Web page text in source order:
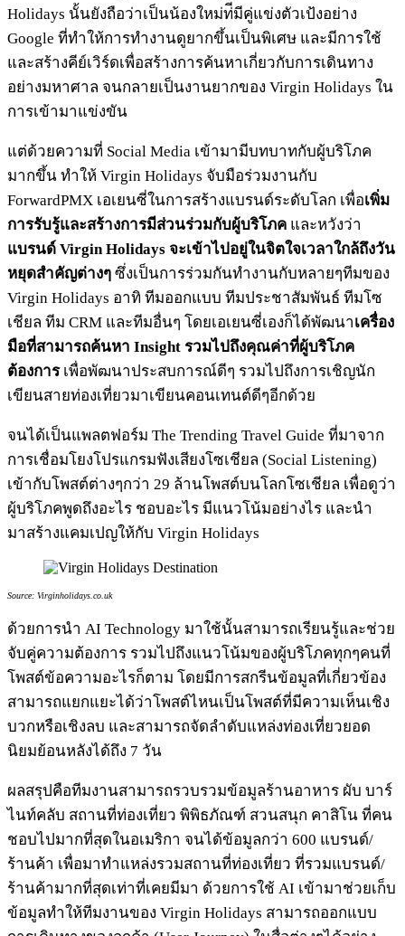
Holidays นั้นยังถือว่าเป็นน้องใหม่ท่ีมีคู่แข่งตัวเป้งอย่าง
Google ที่ทำให้การทำงานดูยากขึ้นเป็นพิเศษ และมีการใช้
และสร้างคีย์เวิร์ดเพื่อสร้างการค้นหาเกี่ยวกับการเดินทาง
อย่างมหาศาล จนกลายเป็นงานยากของ Virgin Holidays ใน
การเข้ามาแข่งขัน
แต่ด้วยความที่ Social Media เข้ามามีบทบาทกับผู้บริโภค
มากขึ้น ทำให้ Virgin Holidays จับมือร่วมงานกับ
ForwardPMX เอเยนซี่ในการสร้างแบรนด์ระดับโลก เพื่อเพิ่ม
การรับรู้และสร้างการมีส่วนร่วมกับผู้บริโภค และหวังว่า
แบรนด์ Virgin Holidays จะเข้าไปอยู่ในจิตใจเวลาใกล้ถึงวัน
หยุดสำคัญต่างๆ ซึ่งเป็นการร่วมกันทำงานกับหลายๆทีมของ
Virgin Holidays อาทิ ทีมออกแบบ ทีมประชาสัมพันธ์ ทีมโซ
เชียล ทีม CRM และทีมอื่นๆ โดยเอเยนซี่เองก็ได้พัฒนาเครื่อง
มือที่สามารถค้นหา Insight รวมไปถึงคุณค่าที่ผู้บริโภค
ต้องการ เพื่อพัฒนาประสบการณ์ดีๆ รวมไปถึงการเชิญนัก
เขียนสายท่องเที่ยวมาเขียนคอนเทนต์ดีๆอีกด้วย
จนได้เป็นแพลตฟอร์ม The Trending Travel Guide ที่มาจาก
การเชื่อมโยงโปรแกรมฟังเสียงโซเชียล (Social Listening)
เข้ากับโพสต์ต่างๆกว่า 29 ล้านโพสต์บนโลกโซเชียล เพื่อดูว่า
ผู้บริโภคพูดถึงอะไร ชอบอะไร มีแนวโน้มอย่างไร และนำ
มาสร้างแคมเปญให้กับ Virgin Holidays
Source: Virginholidays.co.uk
ด้วยการนำ AI Technology มาใช้นั้นสามารถเรียนรู้และช่วย
จับคู่ความต้องการ รวมไปถึงแนวโน้มของผู้บริโภคทุกๆคนที่
โพสต์ข้อความอะไรก็ตาม โดยมีการสกรีนข้อมูลที่เกี่ยวข้อง
สามารถแยกแยะได้ว่าโพสต์ไหนเป็นโพสต์ที่มีความเห็นเชิง
บวกหรือเชิงลบ และสามารถจัดลำดับแหล่งท่องเที่ยวยอด
นิยมย้อนหลังได้ถึง 7 วัน
ผลสรุปคือทีมงานสามารถรวบรวมข้อมูลร้านอาหาร ผับ บาร์
ไนท์คลับ สถานที่ท่องเที่ยว พิพิธภัณฑ์ สวนสนุก คาสิโน ที่คน
ชอบไปมากที่สุดในอเมริกา จนได้ข้อมูลกว่า 600 แบรนด์/
ร้านค้า เพื่อมาทำแหล่งรวมสถานที่ท่องเที่ยว ที่รวมแบรนด์/
ร้านค้ามากที่สุดเท่าที่เคยมีมา ด้วยการใช้ AI เข้ามาช่วยเก็บ
ข้อมูลทำให้ทีมงานของ Virgin Holidays สามารถออกแบบ